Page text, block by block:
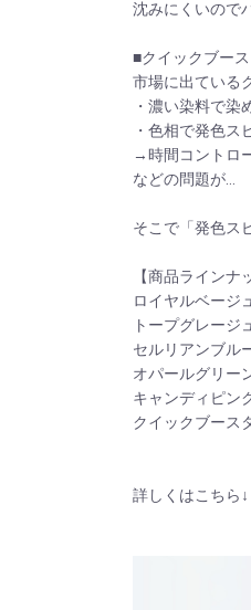
沈みにくいので
■クイックブー
市場に出ている
・濃い染料で
・色相で発色ス
→時間コントロ
などの問題が…
そこで「発色ス
【商品ラインナ
ロイヤルベージ
トープグレージ
セルリアンブル
オパールグリー
キャンディピン
クイックブース
詳しくはこちら↓